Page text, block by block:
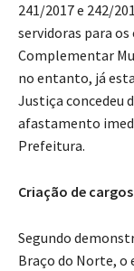
241/2017 e 242/
servidoras para
Complementar
no entanto, já
Justiça concedeu
afastamento
Prefeitura.
Criação de
Segundo
Braço do Norte, o